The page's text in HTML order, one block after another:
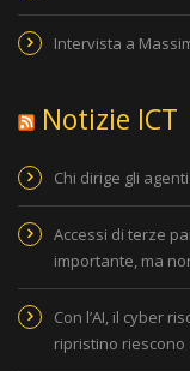
Intervista a
Notizie ICT
Chi dirige gli agenti
Accessi di terze
importante, ma
Con l’AI, il cyber
ripristino riescono